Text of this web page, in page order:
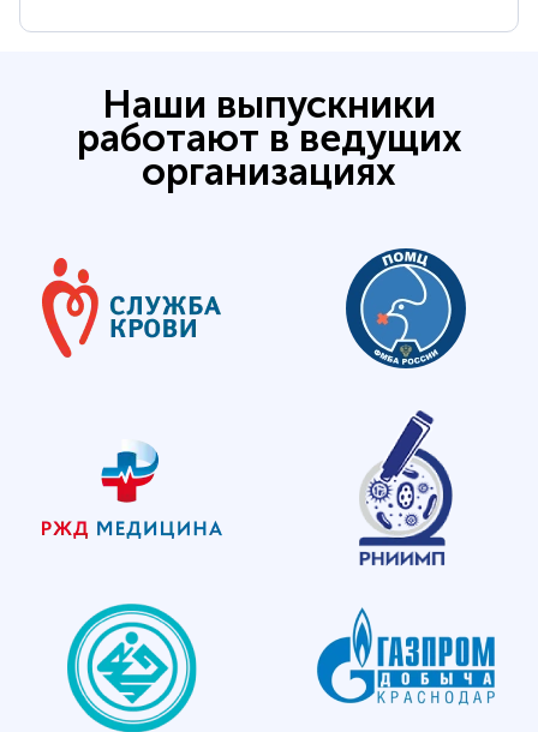
Наши выпускники
работают в ведущих
организациях